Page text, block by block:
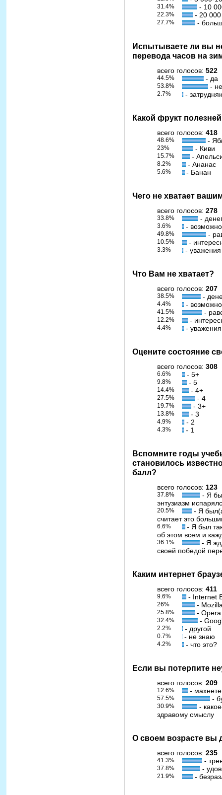
31.4% - 10
22.3% - 20
27.7% -
Испытываете ли вы
перевода часов на
всего голосов: 522
44.5% - да
53.8% -
2.7% -
Какой фрукт
всего голосов: 418
48.6% -
23% - Киви
15.7% -
8.2% - Ананас
5.6% - Банан
Чего не хватает
всего голосов: 278
33.8% -
3.6% -
49.8% -
10.5% -
3.3% -
Что Вам не хватает?
всего голосов: 207
38.5% -
4.4% -
41.5% -
12.2% -
4.4% -
Оцените состояние
всего голосов: 308
6.6% - 5+
9.8% - 5
14.4% - 4+
27.5% - 4
19.7% - 3+
13.8% - 3
4.9% - 2
4.3% - 1
Вспомните годы
становилось
балл?
всего голосов: 123
37.8%
- Я
энтузиазм
20.5%
- Я
считает это
6.6%
- Я был так
об этом всем и
36.1%
- Я
своей победой
Каким интернет
всего голосов: 411
9.6% - Internet
26% -
25.8% - Opera
32.4% -
2.2% - другой
0.7% - не знаю
4.2% - что это?
Если вы потерпите
всего голосов: 209
12.6% -
57.5% -
30.9%
-
здравому смыслу
О своем возрасте вы
всего голосов: 235
41.3% -
37.8% -
21.9% -